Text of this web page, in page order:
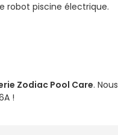
robot piscine électrique.
Zodiac Pool Care. Nous
!